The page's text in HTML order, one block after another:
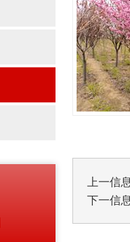
上一信
下一信